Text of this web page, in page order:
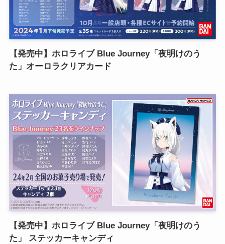
【発売中】ホロライブ Blue Journey「夜明けのう
た」オーロラクリアカード
【発売中】ホロライブ Blue Journey「夜明けのう
た」 ステッカーキャンディ